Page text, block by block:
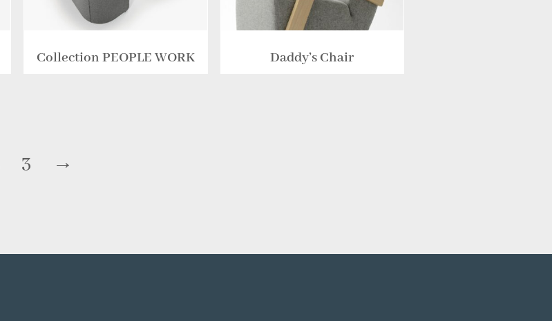
Collection PEOPLE WORK Daddy’s Chair
3 →